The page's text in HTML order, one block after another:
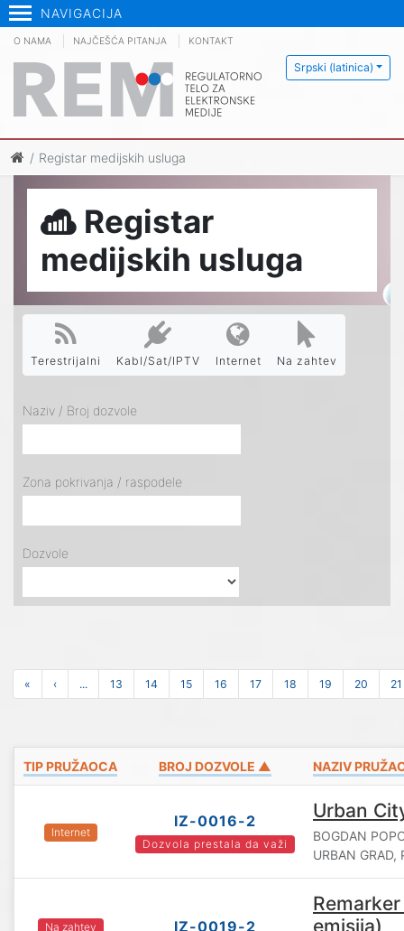
NAVIGACIJA
Srpski (latinica)
O NAMA NAJČEŠĆA PITANJA KONTAKT
Registar medijskih usluga
Registar
medijskih usluga
Terestrijalni Kabl/Sat/IPTV Internet Na zahtev
Naziv / Broj dozvole
Zona pokrivanja / raspodele
Dozvole
« ‹ ... 13 14 15 16 17 18 19 20 21
TIP PRUŽAOCA BROJ DOZVOLE ▲ NAZIV
Internet
IZ-0016-2
Dozvola prestala da važi
Urban
BOGDAN
URBAN
Na zahtev IZ-0019-2
emisija)